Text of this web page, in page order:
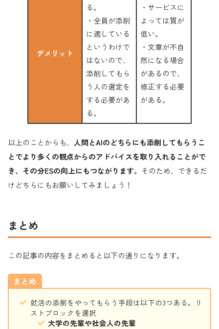
デメリット
る。
・全員が添削
に適している
というわけで
はないので、
添削してもら
う人の選定を
する必要があ
る。
・サービスに
よっては質が
低い。
・文章が不自
然になる場合
があるので、
修正する必要
がある。
以上のことからも、 人間とAIのどちらにも添削してもらうこ
とでより多くの観点からのアドバイスを取り入れることがで
き、その分ESの向上にもつながります。 そのため、できるだ
けどちらにもお願いしてみましょう！
まとめ
この記事の内容をまとめると以下の通りになります。
まとめ
就活の添削をやってもらう手段は以下の3つある。リ
ストブロックを選択
大学の先輩や社会人の先輩